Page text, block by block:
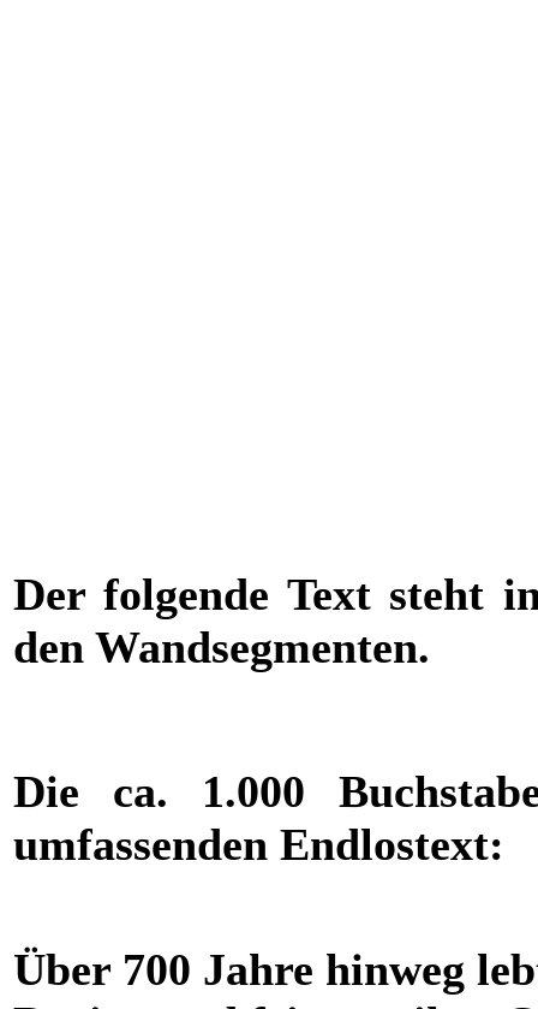
Der folgende Text steht
den Wandsegmenten.
Die ca. 1.000
umfassenden Endlostext:
Über 700 Jahre hinweg